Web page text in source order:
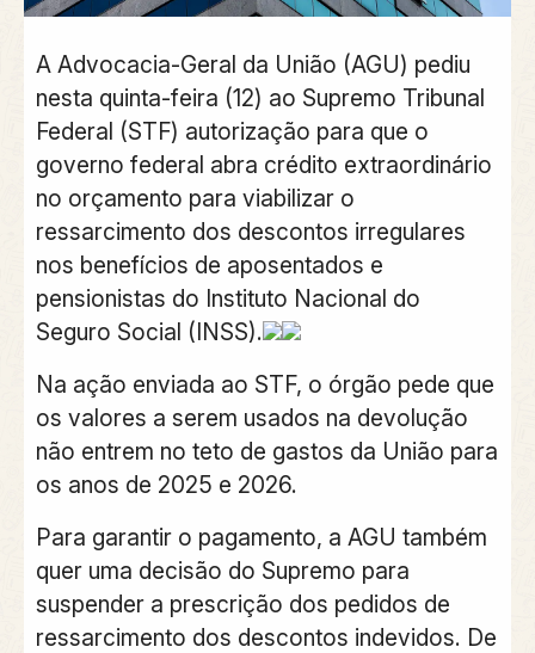
A Advocacia-Geral da União (AGU) pediu
nesta quinta-feira (12) ao Supremo Tribunal
Federal (STF) autorização para que o
governo federal abra crédito extraordinário
no orçamento para viabilizar o
ressarcimento dos descontos irregulares
nos benefícios de aposentados e
pensionistas do Instituto Nacional do
Seguro Social (INSS).
Na ação enviada ao STF, o órgão pede que
os valores a serem usados na devolução
não entrem no teto de gastos da União para
os anos de 2025 e 2026.
Para garantir o pagamento, a AGU também
quer uma decisão do Supremo para
suspender a prescrição dos pedidos de
ressarcimento dos descontos indevidos. De